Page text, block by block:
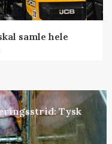
samle hele
Tysk